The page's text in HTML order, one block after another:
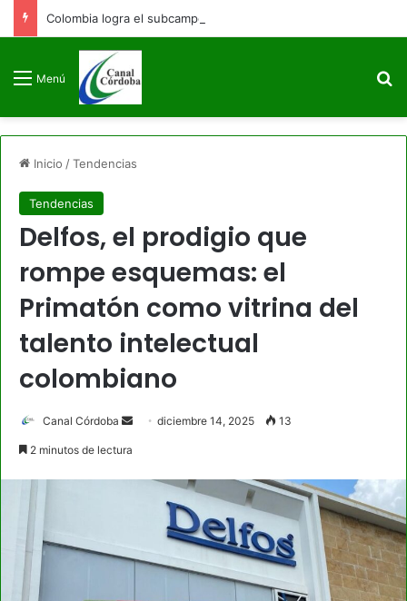
Menú
Inicio /Tendencias
Tendencias
Delfos, el prodigio que
rompe esquemas: el
Primatón como vitrina del
talento intelectual
colombiano
Canal Córdoba
Senddiciembre 14, 2025 13
2 minutos de lectura